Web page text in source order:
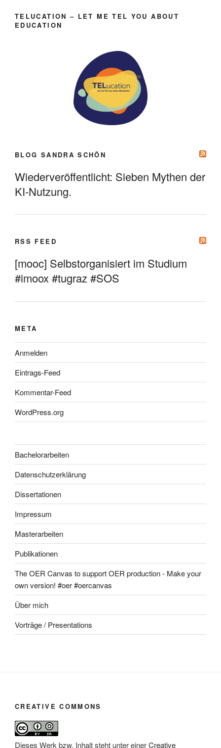
TELUCATION – LET ME TEL YOU ABOUT
EDUCATION
BLOG SANDRA SCHÖN
Wiederveröffentlicht: Sieben Mythen der
KI-Nutzung.
RSS FEED
[mooc] Selbstorganisiert im Studium
#imoox #tugraz #SOS
META
Anmelden
Eintrags-Feed
Kommentar-Feed
WordPress.org
Bachelorarbeiten
Datenschutzerklärung
Dissertationen
Impressum
Masterarbeiten
Publikationen
The OER Canvas to support OER production - Make your
own version! #oer #oercanvas
Über mich
Vorträge / Presentations
CREATIVE COMMONS
Dieses Werk bzw. Inhalt steht unter einerCreative